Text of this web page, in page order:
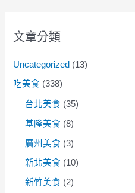
文章分類
Uncategorized (13)
吃美食 (338)
台北美食 (35)
基隆美食 (8)
廣州美食 (3)
新北美食 (10)
新竹美食 (2)